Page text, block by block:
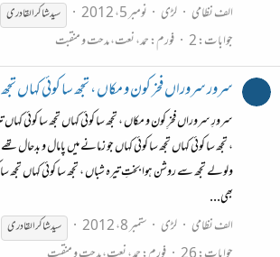
الف نظامی
لڑی نومبر 5، 2012 سید شاکر القادری
جوابات: 2 فورم:حمد، نعت، مدحت و منقبت
سرور سروراں فخر کون و مکاں ، تجھ سا کوئی کہاں
سرورِ سروراں فخرِ کون و مکاں ، تجھ سا کوئی کہاں تجھ سا کوئی
، تجھ سا کوئی کہاں تجھ سا کوئی کہاں جو زمانے میں پامال و بدحال
ولولے تجھ سے روشن ہوا بختِ تیرہ شباں ، تجھ سا کوئی کہاں تجھ
بھی...
الف نظامی
لڑی ستمبر 8، 2012 سید شاکر القادری